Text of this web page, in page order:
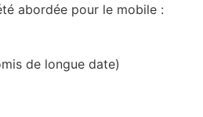
abordée pour le mobile :
de longue date)